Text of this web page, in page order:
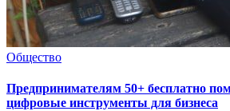
Общество
Предпринимателям 50+ бесплатно
цифровые инструменты для бизнеса